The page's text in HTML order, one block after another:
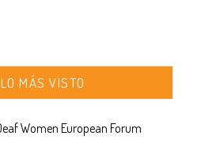
LO MÁS VISTO
Women European Forum